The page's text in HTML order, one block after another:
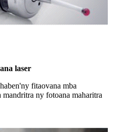
laser
fitaovana mba
mandritra ny fotoana maharitra